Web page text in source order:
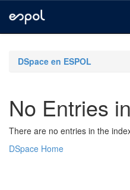
navigationDSpace en ESPOL
No Entries
There are no entries in the
DSpace Home